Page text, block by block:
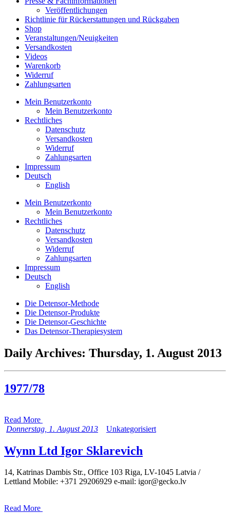
Veröffentlichungen
Richtlinie für Rückerstattungen und Rückgaben
Shop
Veranstaltungen/Neuigkeiten
Versandkosten
Videos
Warenkorb
Widerruf
Zahlungsarten
Mein Benutzerkonto
Mein Benutzerkonto
Rechtliches
Datenschutz
Versandkosten
Widerruf
Zahlungsarten
Impressum
Deutsch
English
Mein Benutzerkonto
Mein Benutzerkonto
Rechtliches
Datenschutz
Versandkosten
Widerruf
Zahlungsarten
Impressum
Deutsch
English
Die Detensor-Methode
Die Detensor-Produkte
Die Detensor-Geschichte
Das Detensor-Therapiesystem
Daily Archives: Thursday, 1. August 2013
1977/78
Read More
Donnerstag, 1. August 2013
Unkategorisiert
Wynn Ltd Igor Sklarevich
14, Katrinas Dambis Str., Office 103 Riga, LV-1045 Latvia /
Lettland Mobile: +371 29206929 e-mail: igor@gecko.lv
Read More